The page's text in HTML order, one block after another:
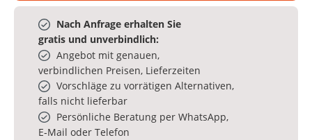
Nach Anfrage erhalten Sie
gratis und unverbindlich:
Angebot mit genauen,
verbindlichen Preisen, Lieferzeiten
Vorschläge zu vorrätigen Alternativen,
falls nicht lieferbar
Persönliche Beratung per WhatsApp,
E‑Mail oder Telefon